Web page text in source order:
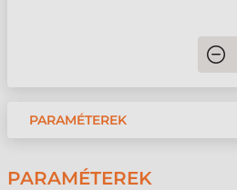
PARAMÉTEREK
PARAMÉTEREK